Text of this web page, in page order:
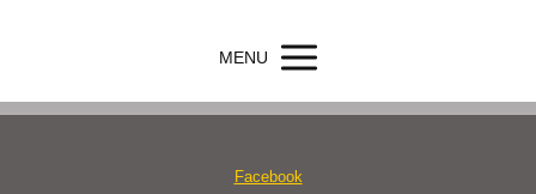
MENU
Facebook